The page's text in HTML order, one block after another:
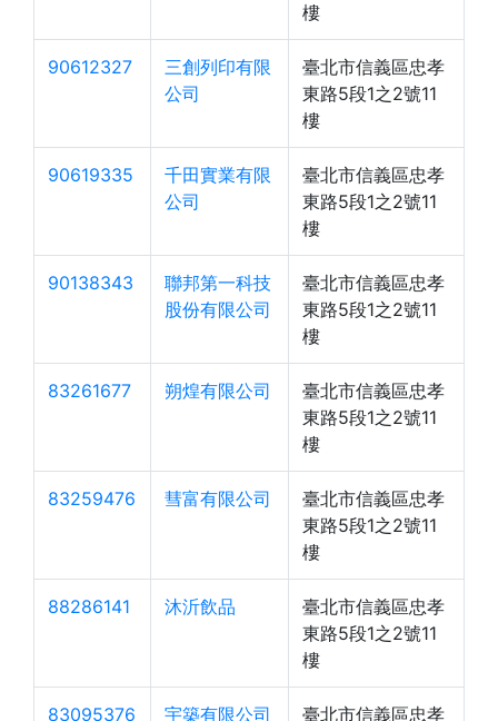
樓
90612327
三創列印有限
公司
臺北市信義區忠孝
東路5段1之2號11
樓
90619335
千田實業有限
公司
臺北市信義區忠孝
東路5段1之2號11
樓
90138343
聯邦第一科技
股份有限公司
臺北市信義區忠孝
東路5段1之2號11
樓
83261677 朔煌有限公司
臺北市信義區忠孝
東路5段1之2號11
樓
83259476 彗富有限公司
臺北市信義區忠孝
東路5段1之2號11
樓
88286141 沐沂飲品
臺北市信義區忠孝
東路5段1之2號11
樓
83095376 宇築有限公司 臺北市信義區忠孝